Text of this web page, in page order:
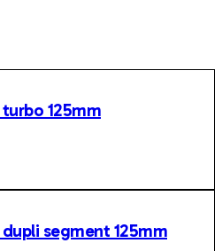
125mm
segment 125mm